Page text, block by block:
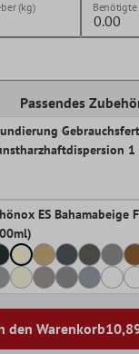
(kg) Benötigte
Passendes
1
ES Bahamabeige
den Warenkorb